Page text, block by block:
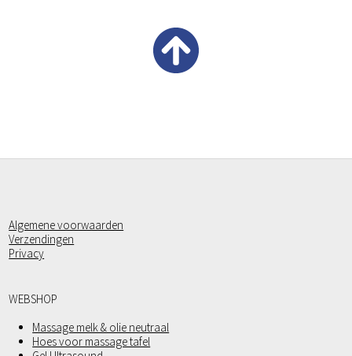
Algemene voorwaarden
Verzendingen
Privacy
WEBSHOP
Massage melk & olie neutraal
Hoes voor massage tafel